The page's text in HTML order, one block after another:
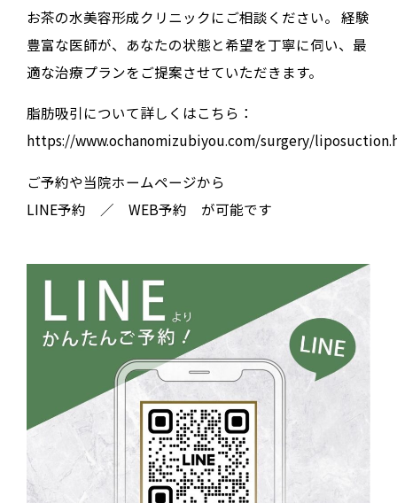
お茶の水美容形成クリニックにご相談ください。 経験
豊富な医師が、あなたの状態と希望を丁寧に伺い、最
適な治療プランをご提案させていただきます。
脂肪吸引について詳しくはこちら：
https://www.ochanomizubiyou.com/surgery/
ご予約や当院ホームページから
LINE予約 ／ WEB予約 が可能です